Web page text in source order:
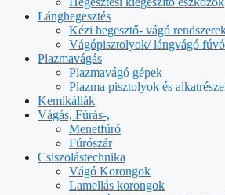
Lánghegesztés
Kézi hegesztő- vágó
Vágópisztolyok/ lángvágó
Plazmavágás
Plazmavágó gépek
Plazma pisztolyok és
Kemikáliák
Vágás, Fúrás-,
Menetfúró
Fúrószár
Csiszolástechnika
Vágó Korongok
Lamellás korongok